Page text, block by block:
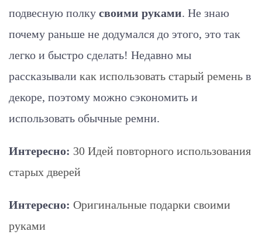
подвесную полку своими руками. Не знаю
почему раньше не додумался до этого, это так
легко и быстро сделать! Недавно мы
рассказывали как использовать старый ремень в
декоре, поэтому можно сэкономить и
использовать обычные ремни.
Интересно: 30 Идей повторного использования
старых дверей
Интересно: Оригинальные подарки своими
руками